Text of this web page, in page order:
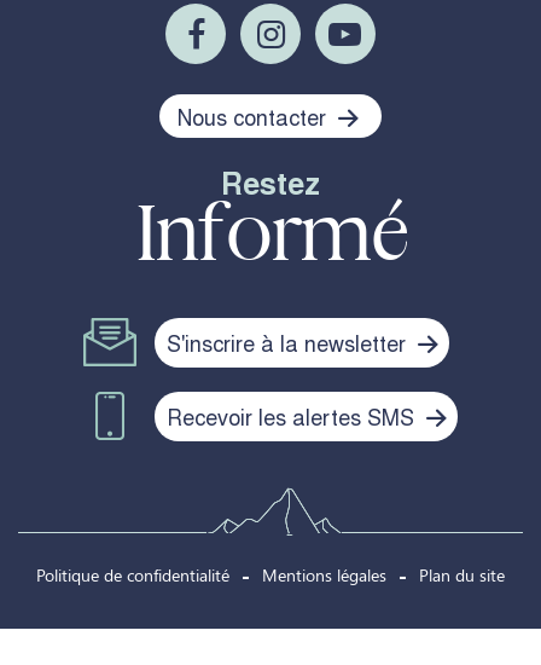
Nous contacter
Restez
Informé
S'inscrire à la newsletter
Recevoir les alertes SMS
Politique de confidentialité Mentions légales Plan du site